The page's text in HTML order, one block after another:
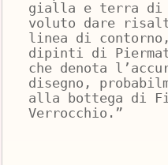
gialla e terra di
voluto dare
linea di
dipinti di
che denota
disegno,
alla bottega di
Verrocchio.”